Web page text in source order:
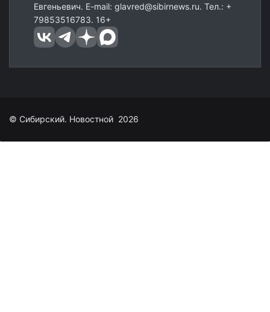
Евгеньевич. E-mail: glavred@sibirnews.ru. Тел.: +
79853516783. 16+
© Сибирский. Новостной 2026